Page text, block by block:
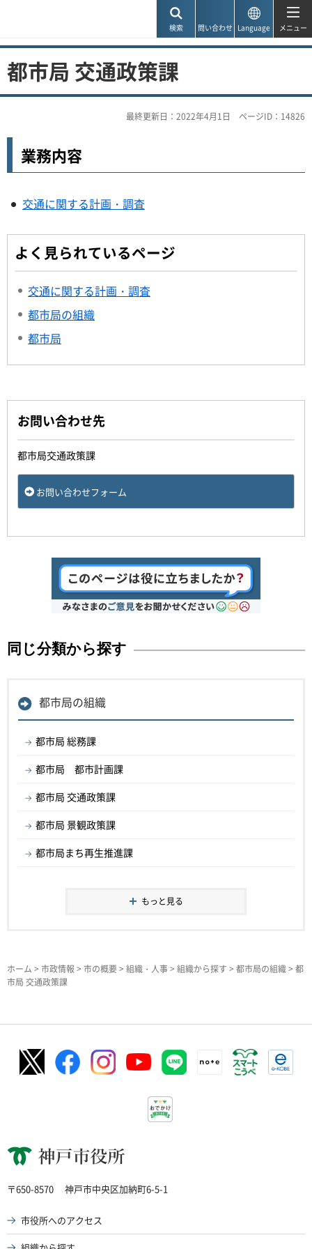
検索 問い合わせ Language メニュー
都市局 交通政策課
最終更新日：2022年4月1日 ページID：14826
業務内容
交通に関する計画・調査
よく見られているページ
交通に関する計画・調査
都市局の組織
都市局
お問い合わせ先
都市局交通政策課
お問い合わせフォーム
同じ分類から探す
都市局の組織
都市局 総務課
都市局 都市計画課
都市局 交通政策課
都市局 景観政策課
都市局まち再生推進課
もっと見る
ホーム > 市政情報 > 市の概要> 組織・人事> 組織から探す > 都市局の組織> 都
市局 交通政策課
神戸市役所
〒650-8570 神戸市中央区加納町6-5-1
市役所へのアクセス